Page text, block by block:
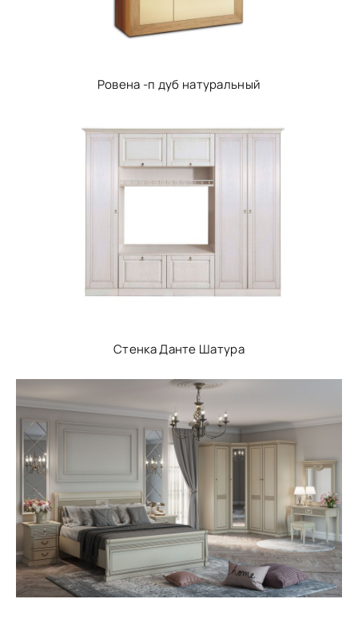
Ровена -п дуб натуральный
Стенка Данте Шатура